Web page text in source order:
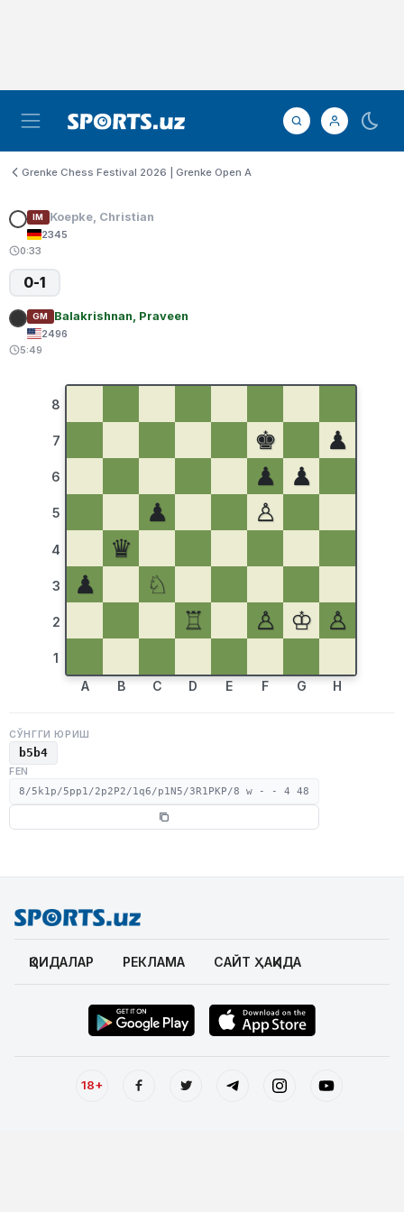
Grenke Chess Festival 2026 | Grenke Open A
IM Koepke, Christian
2345
0:33
0-1
GM Balakrishnan, Praveen
2496
5:49
8
7
6
5
4
3
2
1
♚
♟
♟
♟
♟
♙
♛
♟
♘
♖
♙ ♔ ♙
A B C D E F G H
СЎНГГИ ЮРИШ
b5b4
FEN
8/5k1p/5pp1/2p2P2/1q6/p1N5/3R1PKP/8 w - - 4 48
ҚОИДАЛАР РЕКЛАМА САЙТ ҲАҚИДА
18+